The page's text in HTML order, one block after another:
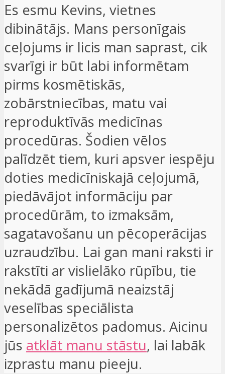
Es esmu Kevins, vietnes
dibinātājs. Mans personīgais
ceļojums ir licis man saprast, cik
svarīgi ir būt labi informētam
pirms kosmētiskās,
zobārstniecības, matu vai
reproduktīvās medicīnas
procedūras. Šodien vēlos
palīdzēt tiem, kuri apsver iespēju
doties medicīniskajā ceļojumā,
piedāvājot informāciju par
procedūrām, to izmaksām,
sagatavošanu un pēcoperācijas
uzraudzību. Lai gan mani raksti ir
rakstīti ar vislielāko rūpību, tie
nekādā gadījumā neaizstāj
veselības speciālista
personalizētos padomus. Aicinu
jūs atklāt manu stāstu, lai labāk
izprastu manu pieeju.